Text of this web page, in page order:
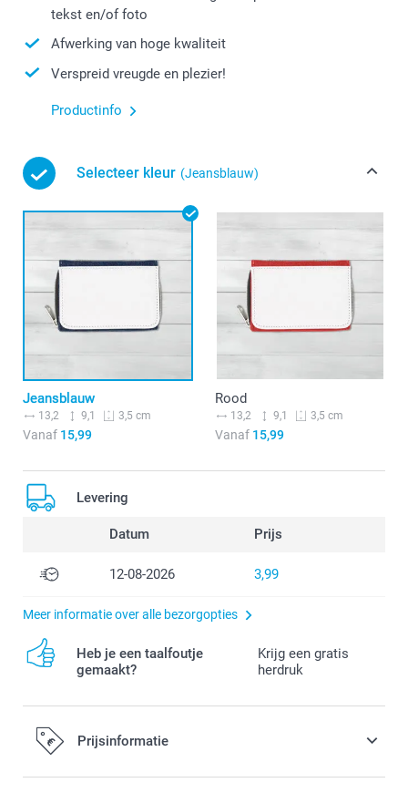
tekst en/of foto
Afwerking van hoge kwaliteit
Verspreid vreugde en plezier!
Productinfo
Selecteer kleur (Jeansblauw)
Jeansblauw
13,2 9,1 3,5 cm
Vanaf 15,99
Rood
13,2 9,1 3,5 cm
Vanaf15,99
Levering
Datum Prijs
12-08-2026 3,99
Meer informatie over alle bezorgopties
Heb je een taalfoutje
gemaakt?
Krijg een gratis
herdruk
Prijsinformatie